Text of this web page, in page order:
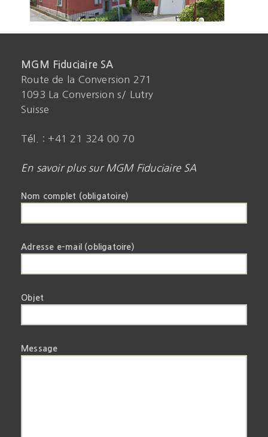
MGM Fiduciaire SA
Route de la Conversion 271
1093 La Conversion s/ Lutry
Suisse
Tél. : +41 21 324 00 70
En savoir plus sur MGM Fiduciaire SA
Nom complet (obligatoire)
Adresse e-mail (obligatoire)
Objet
Message